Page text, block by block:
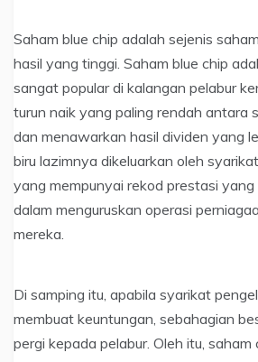
Saham blue chip adalah sejenis
hasil yang tinggi. Saham blue chip
sangat popular di kalangan pelabur
turun naik yang paling rendah antara
dan menawarkan hasil dividen yang
biru lazimnya dikeluarkan oleh
yang mempunyai rekod prestasi yang
dalam menguruskan operasi
mereka.
Di samping itu, apabila syarikat
membuat keuntungan, sebahagian
pergi kepada pelabur. Oleh itu, saham